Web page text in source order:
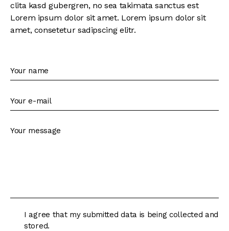
clita kasd gubergren, no sea takimata sanctus est
Lorem ipsum dolor sit amet. Lorem ipsum dolor sit
amet, consetetur sadipscing elitr.
I agree that my submitted data is being collected and
stored.